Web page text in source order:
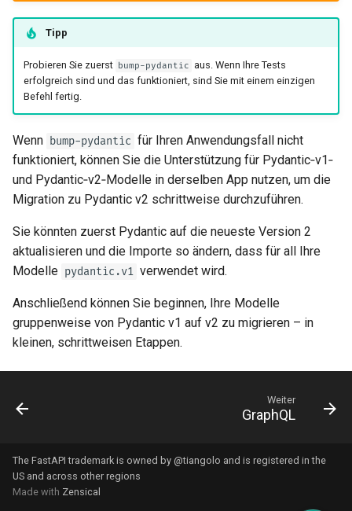
Tipp
Probieren Sie zuerst bump-pydantic
aus. Wenn Ihre Tests
erfolgreich sind und das funktioniert, sind Sie mit einem einzigen
Befehl fertig. ✨
Wenn bump-pydantic für Ihren Anwendungsfall nicht
funktioniert, können Sie die Unterstützung für Pydantic‑v1‑
und Pydantic‑v2‑Modelle in derselben App nutzen, um die
Migration zu Pydantic v2 schrittweise durchzuführen.
Sie könnten zuerst Pydantic auf die neueste Version 2
aktualisieren und die Importe so ändern, dass für all Ihre
Modelle pydantic.v1 verwendet wird.
Anschließend können Sie beginnen, Ihre Modelle
gruppenweise von Pydantic v1 auf v2 zu migrieren – in
kleinen, schrittweisen Etappen. 🚶
Weiter
GraphQL
The FastAPI trademark is owned by @tiangolo and is registered in the
US and across other regions
Made with Zensical